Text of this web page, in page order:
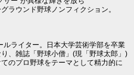
ラウンド野球ノンフィクション。
ライター。日本大学芸術学部を卒業
、雑誌「野球小僧」(現「野球太郎」)
のプロ野球をテーマとして精力的に